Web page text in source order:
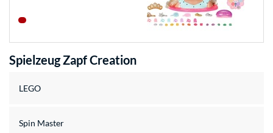
Spielzeug Zapf Creation
LEGO
Spin Master